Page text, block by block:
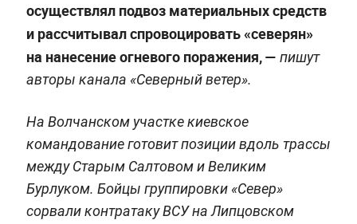
осуществлял подвоз материальных средств
и рассчитывал спровоцировать «северян»
на нанесение огневого поражения, — пишут
авторы канала «Северный ветер».
На Волчанском участке киевское
командование готовит позиции вдоль трассы
между Старым Салтовом и Великим
Бурлуком. Бойцы группировки «Север»
сорвали контратаку ВСУ на Липцовском